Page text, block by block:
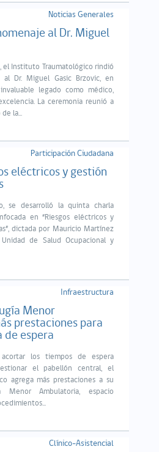
Noticias Generales
al Dr. Miguel
el Instituto Traumatológico rindió
Dr. Miguel Gasic Brzovic, en
legado como médico,
La ceremonia reunió a
la...
Participación Ciudadana
eléctricos y gestión
se desarrolló la quinta charla
en “Riesgos eléctricos y
dictada por Mauricio Martínez
de Salud Ocupacional y
Infraestructura
Menor
prestaciones para
de espera
los tiempos de espera
el pabellón central, el
agrega más prestaciones a su
Menor Ambulatoria, espacio
Clínico-Asistencial